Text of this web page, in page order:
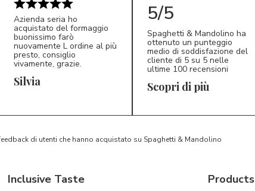
S*
Azienda seria ho
acquistato del formaggio
buonissimo farò
nuovamente L ordine al più
presto, consiglio
vivamente, grazie.
Silvia
5/5
Spaghetti & Mandolino ha
ottenuto un punteggio
medio di soddisfazione del
cliente di 5 su 5 nelle
ultime 100 recensioni
Scopri di più
di utenti che hanno acquistato su Spaghetti & Mandolino
Inclusive Taste Products